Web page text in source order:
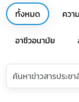
ทั้งหมด ควา
อาชีวอนามัย